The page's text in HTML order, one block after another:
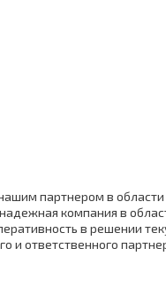
партнером в
компания в
в решении
и ответственного